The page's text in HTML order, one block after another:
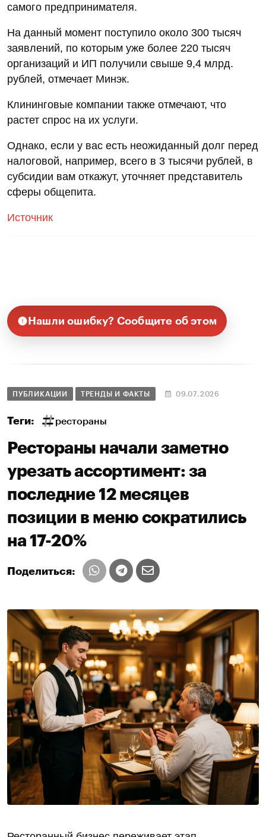
самого предпринимателя.
На данный момент поступило около 300 тысяч
заявлений, по которым уже более 220 тысяч
организаций и ИП получили свыше 9,4 млрд.
рублей, отмечает Минэк.
Клининговые компании также отмечают, что
растет спрос на их услуги.
Однако, если у вас есть неожиданный долг перед
налоговой, например, всего в 3 тысячи рублей, в
субсидии вам откажут, уточняет представитель
сферы общепита.
Источник
Нашли ошибку? Сообщите об этом
ПУБЛИКАЦИИ ТРЕНДЫ И ФАКТЫ 09.07.2026
Теги: рестораны
Рестораны начали заметно
урезать ассортимент: за
последние 12 месяцев
позиции в меню сократились
на 17-20%
Поделиться: